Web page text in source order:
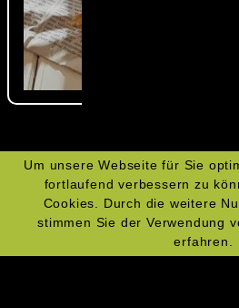
Um unsere Webseite für Sie
fortlaufend verbessern zu
Cookies. Durch die weitere
stimmen Sie der Verwendung
erfahren.